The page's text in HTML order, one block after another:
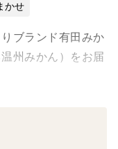
かせ
ブランド有田みか
州みかん）をお届